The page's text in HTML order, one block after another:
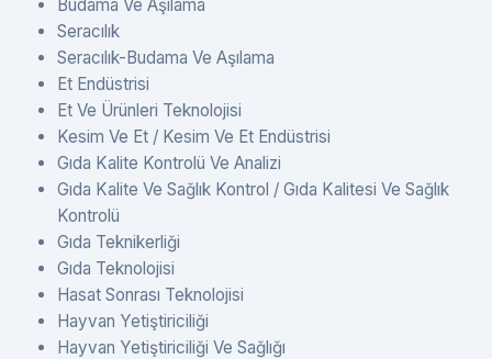
Budama Ve Aşılama
Seracılık
Seracılık-Budama Ve Aşılama
Et Endüstrisi
Et Ve Ürünleri Teknolojisi
Kesim Ve Et / Kesim Ve Et Endüstrisi
Gıda Kalite Kontrolü Ve Analizi
Gıda Kalite Ve Sağlık Kontrol / Gıda Kalitesi Ve Sağlık
Kontrolü
Gıda Teknikerliği
Gıda Teknolojisi
Hasat Sonrası Teknolojisi
Hayvan Yetiştiriciliği
Hayvan Yetiştiriciliği Ve Sağlığı